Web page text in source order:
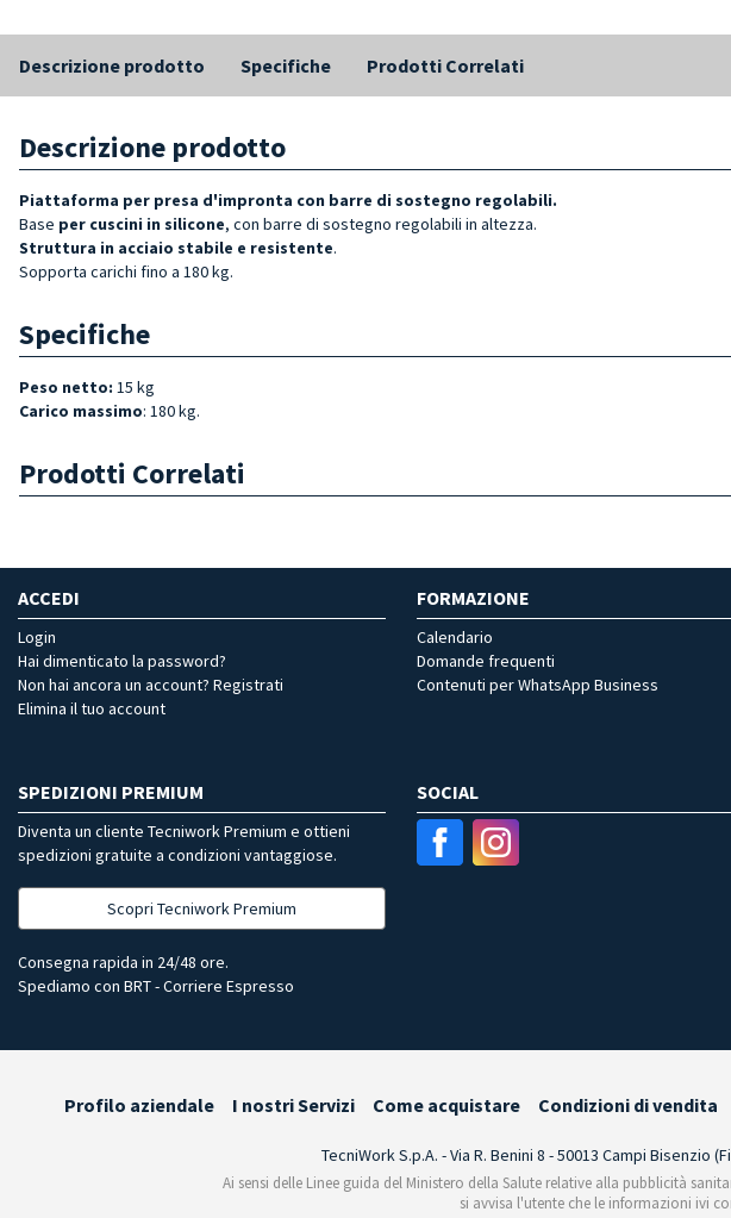
Descrizione prodotto Specifiche Prodotti Correlati
Descrizione prodotto
Piattaforma per presa d'impronta con barre di sostegno regolabili.
Base per cuscini in silicone, con barre di sostegno regolabili in altezza.
Struttura in acciaio stabile e resistente.
Sopporta carichi fino a 180 kg.
Specifiche
Peso netto: 15 kg
Carico massimo: 180 kg.
Prodotti Correlati
ACCEDI
Login
Hai dimenticato la password?
Non hai ancora un account? Registrati
Elimina il tuo account
FORMAZIONE
Calendario
Domande frequenti
Contenuti per WhatsApp Business
SPEDIZIONI PREMIUM
Diventa un cliente Tecniwork Premium e ottieni
spedizioni gratuite a condizioni vantaggiose.
Scopri Tecniwork Premium
Consegna rapida in 24/48 ore.
Spediamo con BRT - Corriere Espresso
SOCIAL
Profilo aziendale I nostri Servizi Come acquistare Condizioni di vendita
TecniWork S.p.A. - Via R. Benini 8 - 50013 Campi Bisenzio
Ai sensi delle Linee guida del Ministero della Salute relative alla pubblicità
si avvisa l'utente che le informazioni ivi